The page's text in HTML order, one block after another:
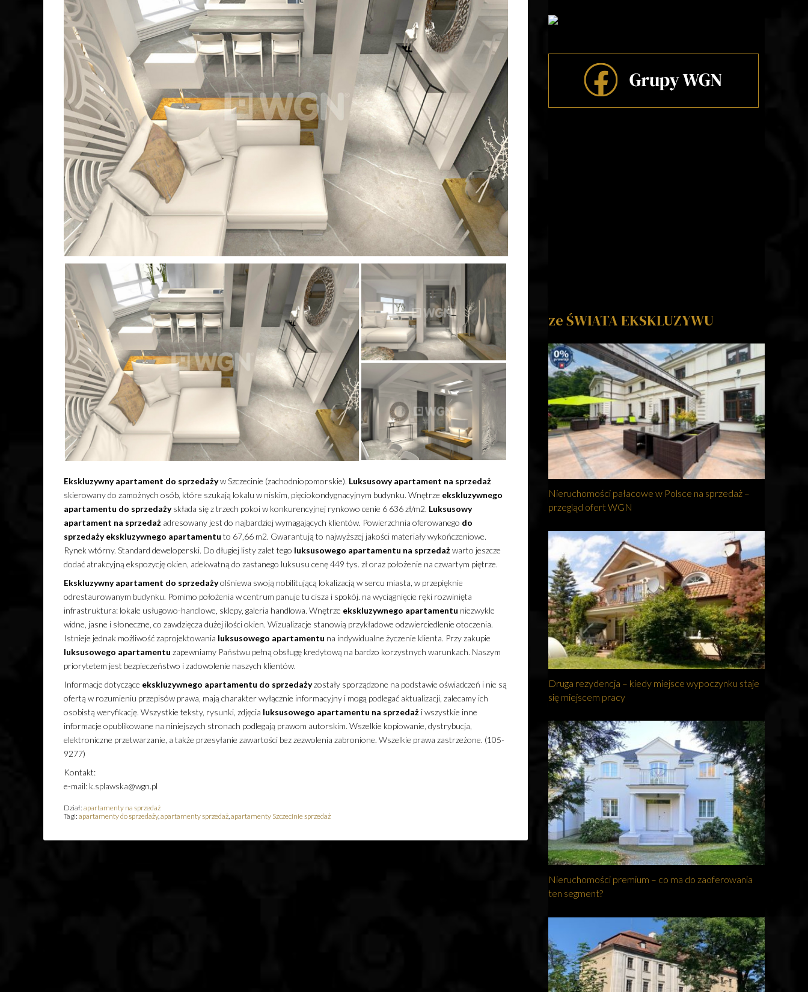
Ekskluzywny apartament do sprzedażyw Szczecinie (zachodniopomorskie). Luksusowy apartament na sprzedaż
skierowany do zamożnych osób, które szukają lokalu w niskim, pięciokondygnacyjnym budynku. Wnętrze ekskluzywnego
apartamentu do sprzedażyskłada się z trzech pokoi w konkurencyjnej rynkowo cenie 6 636 zł/m2. Luksusowy
apartament na sprzedażadresowany jest do najbardziej wymagających klientów. Powierzchnia oferowanego do
sprzedaży ekskluzywnego apartamentu to 67,66 m2. Gwarantują to najwyższej jakości materiały wykończeniowe.
Rynek wtórny. Standard deweloperski. Do długiej listy zalet tego luksusowego apartamentu na sprzedażwarto jeszcze
dodać atrakcyjną ekspozycję okien, adekwatną do zastanego luksusu cenę 449 tys. zł oraz położenie na czwartym piętrze.
Ekskluzywny apartament do sprzedażyolśniewa swoją nobilitującą lokalizacją w sercu miasta, w przepięknie
odrestaurowanym budynku. Pomimo położenia w centrum panuje tu cisza i spokój. na wyciągnięcie ręki rozwinięta
infrastruktura: lokale usługowo-handlowe, sklepy, galeria handlowa. Wnętrze ekskluzywnego apartamentu niezwykle
widne, jasne i słoneczne, co zawdzięcza dużej ilości okien. Wizualizacje stanowią przykładowe odzwierciedlenie otoczenia.
Istnieje jednak możliwość zaprojektowania luksusowego apartamentu na indywidualne życzenie klienta. Przy zakupie
luksusowego apartamentu zapewniamy Państwu pełną obsługę kredytową na bardzo korzystnych warunkach. Naszym
priorytetem jest bezpieczeństwo i zadowolenie naszych klientów.
Informacje dotyczące ekskluzywnego apartamentu do sprzedażyzostały sporządzone na podstawie oświadczeń i nie są
ofertą w rozumieniu przepisów prawa, mają charakter wyłącznie informacyjny i mogą podlegać aktualizacji, zalecamy ich
osobistą weryfikację. Wszystkie teksty, rysunki, zdjęcia luksusowego apartamentu na sprzedażi wszystkie inne
informacje opublikowane na niniejszych stronach podlegają prawom autorskim. Wszelkie kopiowanie, dystrybucja,
elektroniczne przetwarzanie, a także przesyłanie zawartości bez zezwolenia zabronione. Wszelkie prawa zastrzeżone. (105-
9277)
Kontakt:
e-mail: k.splawska@wgn.pl
Dział: apartamenty na sprzedaż
Tagi: apartamenty do sprzedaży, apartamenty sprzedaż, apartamenty Szczecinie sprzedaż
ze ŚWIATA EKSKLUZYWU
Nieruchomości pałacowe w Polsce na sprzedaż –
przegląd ofert WGN
Druga rezydencja – kiedy miejsce wypoczynku staje
się miejscem pracy
Nieruchomości premium – co ma do zaoferowania
ten segment?